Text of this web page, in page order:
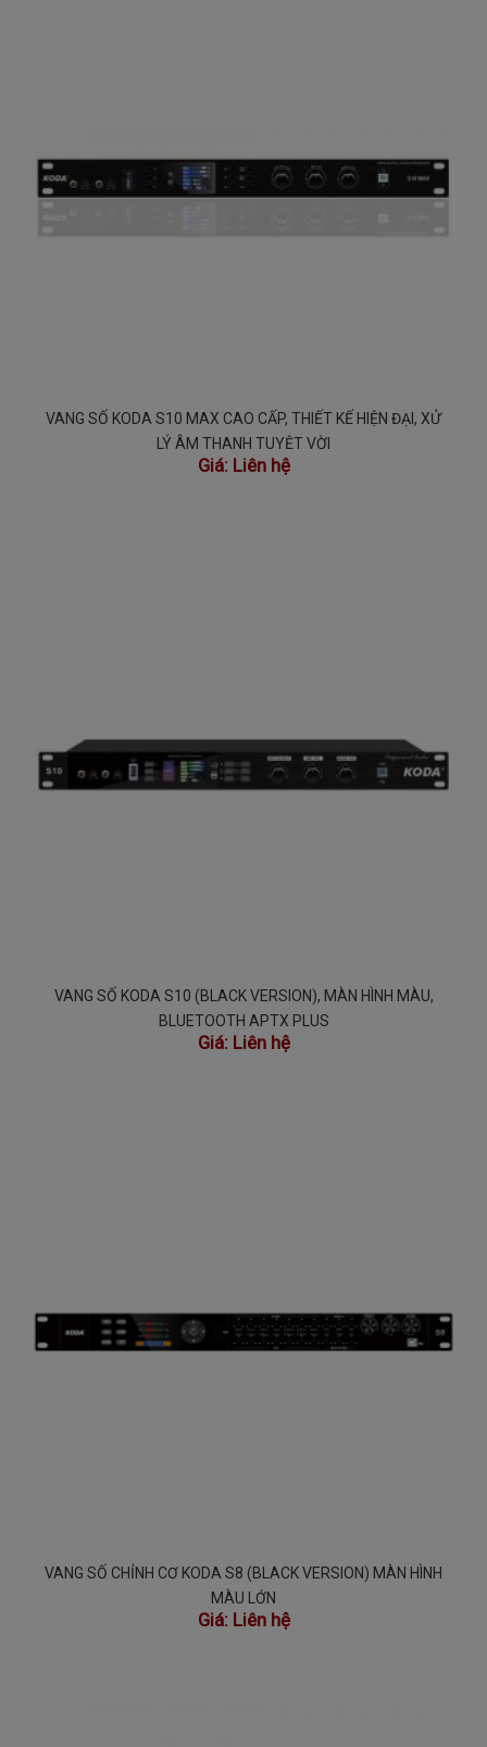
VANG SỐ KODA S10 MAX CAO CẤP, THIẾT KẾ HIỆN ĐẠI, XỬ
LÝ ÂM THANH TUYỆT VỜI
Giá: Liên hệ
VANG SỐ KODA S10 (BLACK VERSION), MÀN HÌNH MÀU,
BLUETOOTH APTX PLUS
Giá: Liên hệ
VANG SỐ CHỈNH CƠ KODA S8 (BLACK VERSION) MÀN HÌNH
MÀU LỚN
Giá: Liên hệ